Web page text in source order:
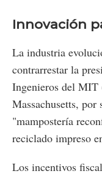
Innovación
La industria
contrarrestar la
Ingenieros del MIT
Massachusetts, por
"mampostería
reciclado impreso
Los incentivos